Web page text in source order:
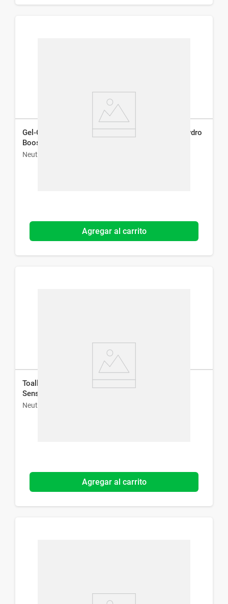
Gel-Crema para Contorno de Ojos Neutrogena Hydro
Boost x 15 g
Neutrogena
Agregar al carrito
Toallitas Desmaquillantes Neutrogena Pieles
Sensibles x 25 Un
Neutrogena
Agregar al carrito